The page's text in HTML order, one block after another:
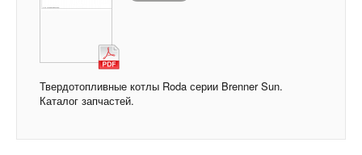
Твердотопливные котлы Roda серии Brenner Sun.
Каталог запчастей.